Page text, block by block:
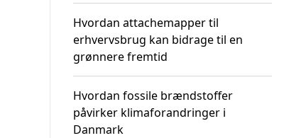
Hvordan attachemapper til
erhvervsbrug kan bidrage til en
grønnere fremtid
Hvordan fossile brændstoffer
påvirker klimaforandringer i
Danmark